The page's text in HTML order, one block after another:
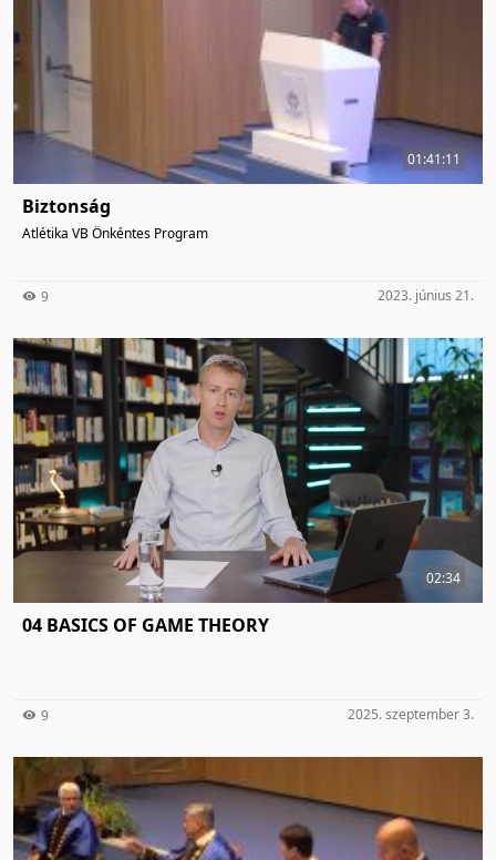
01:41:11
Biztonság
Atlétika VB Önkéntes Program
9 2023. június 21.
02:34
04 BASICS OF GAME THEORY
9 2025. szeptember 3.